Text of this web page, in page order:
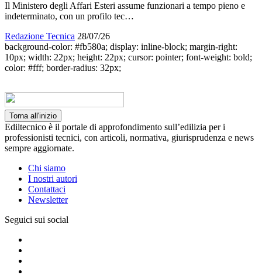
Il Ministero degli Affari Esteri assume funzionari a tempo pieno e
indeterminato, con un profilo tec…
Redazione Tecnica 28/07/26
background-color: #fb580a; display: inline-block; margin-right:
10px; width: 22px; height: 22px; cursor: pointer; font-weight: bold;
color: #fff; border-radius: 32px;
Torna all'inizio
Ediltecnico è il portale di approfondimento sull’edilizia per i
professionisti tecnici, con articoli, normativa, giurisprudenza e news
sempre aggiornate.
Chi siamo
I nostri autori
Contattaci
Newsletter
Seguici sui social